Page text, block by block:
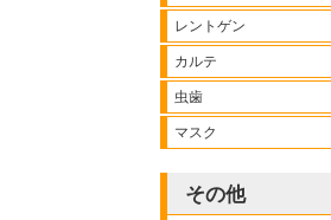
レントゲン
カルテ
虫歯
マスク
その他